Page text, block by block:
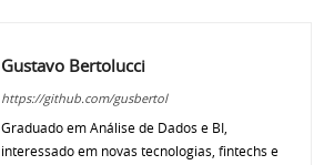
Gustavo Bertolucci
https://github.com/gusbertol
Graduado em Análise de Dados e BI,
interessado em novas tecnologias, fintechs e